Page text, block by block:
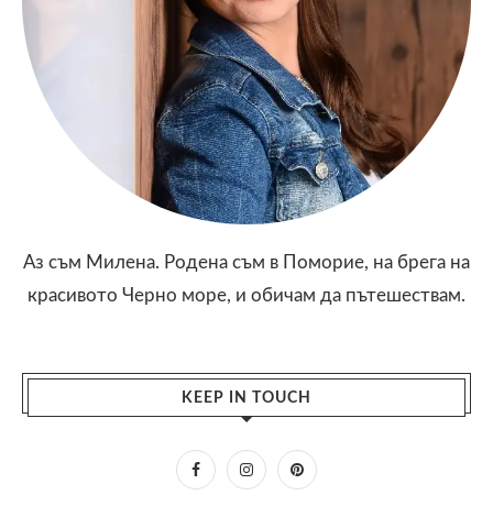
Аз съм Милена. Родена съм в Поморие, на брега на
красивото Черно море, и обичам да пътешествам.
KEEP IN TOUCH